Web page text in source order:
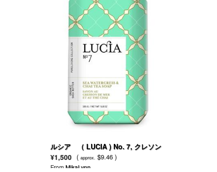
ルシア （ LUCIA ) No. 7, クレソン
＆チャイティー
¥1,500 ( approx. $9.46 )
FromMikaLynn